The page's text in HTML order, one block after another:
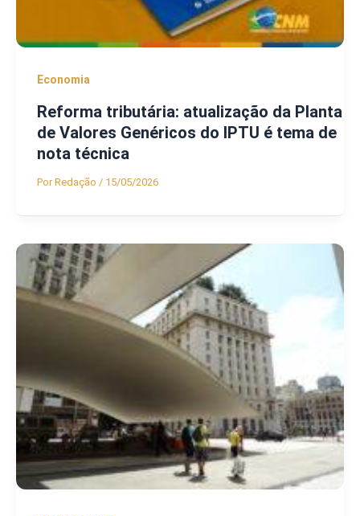
Economia
Reforma tributária: atualização da Planta
de Valores Genéricos do IPTU é tema de
nota técnica
PorRedação / 15/05/2026